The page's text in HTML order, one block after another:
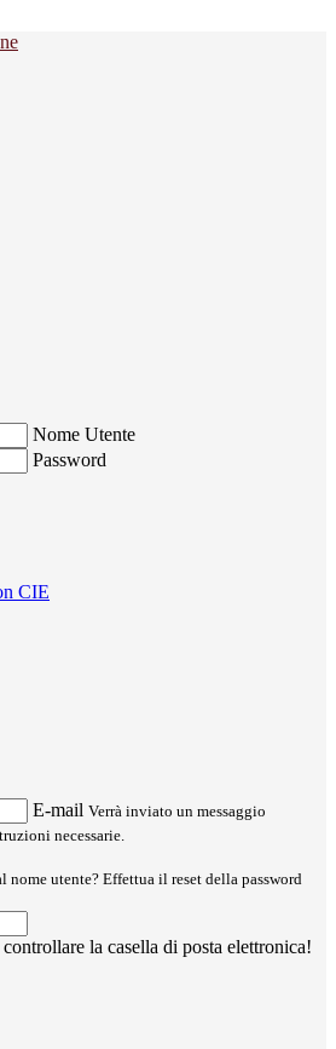
Nome Utente
Password
CIE
E-mail Verrà inviato un messaggio
necessarie.
nome utente? Effettua il reset della password
la casella di posta elettronica!